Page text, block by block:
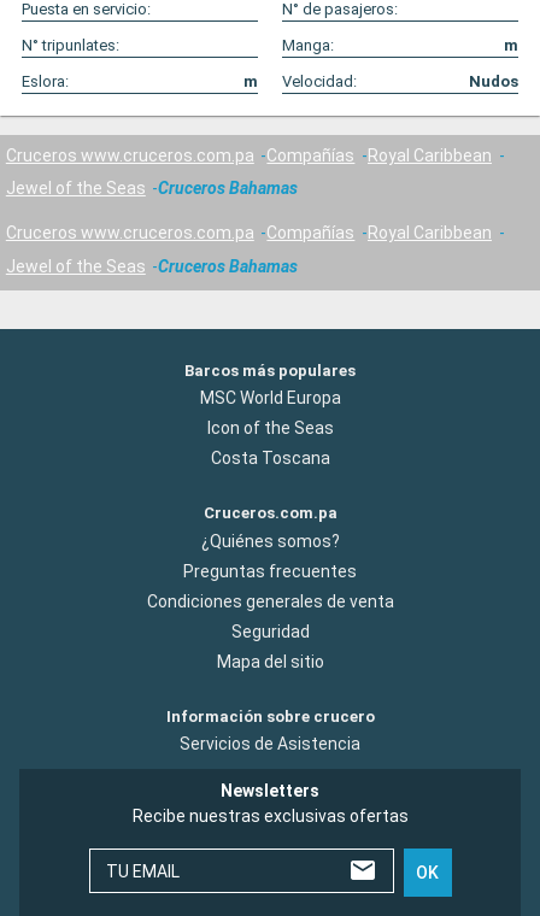
Puesta en servicio:
N° de pasajeros:
N° tripunlates:
Manga:
m
Eslora:
m Velocidad: Nudos
Cruceros www.cruceros.com.pa Compañías
Royal Caribbean
Jewel of the Seas
Cruceros Bahamas
Cruceros www.cruceros.com.pa Compañías
Royal Caribbean
Jewel of the Seas
Cruceros Bahamas
Barcos más populares
MSC World Europa
Icon of the Seas
Costa Toscana
Cruceros.com.pa
¿Quiénes somos?
Preguntas frecuentes
Condiciones generales de venta
Seguridad
Mapa del sitio
Información sobre crucero
Servicios de Asistencia
Newsletters
Recibe nuestras exclusivas ofertas
TU EMAIL OK